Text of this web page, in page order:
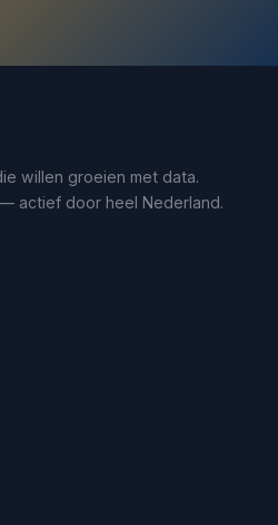
willen groeien met data.
actief door heel Nederland.